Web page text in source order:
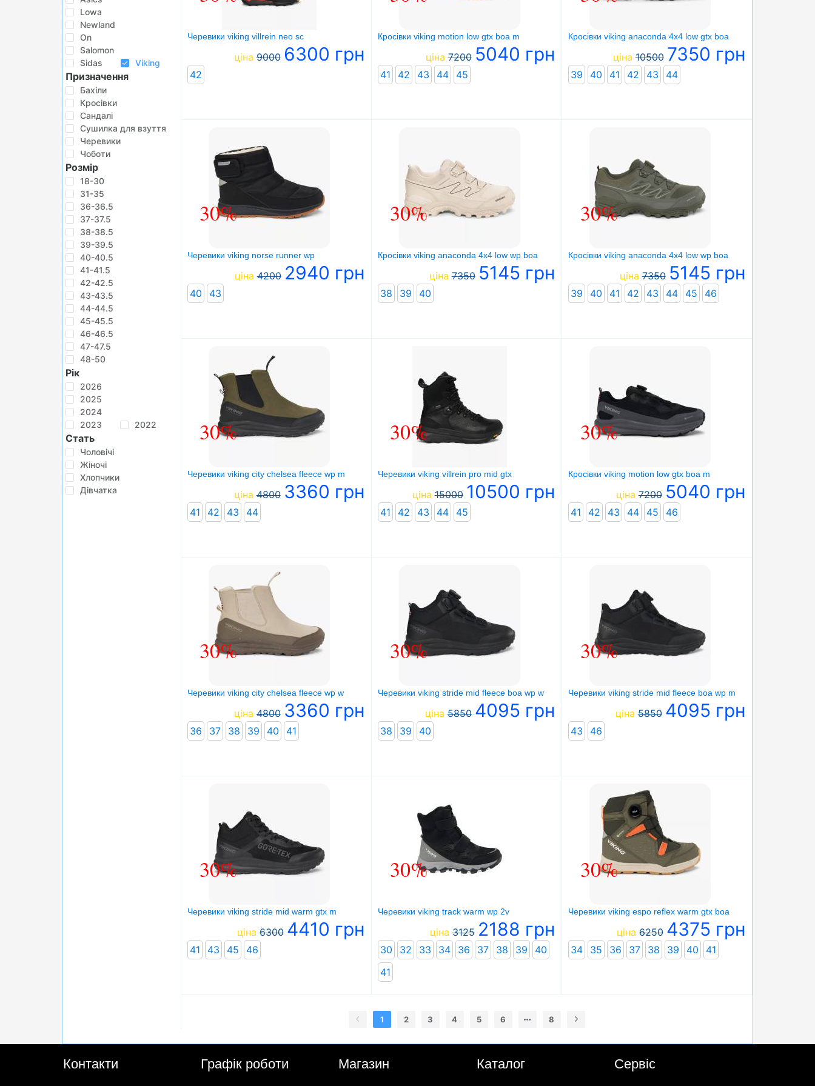
БІГ, ФІТНЕС, М'ЯЧІ
ВЕЛОСИПЕДИ
САМОКАТИ
ТЕНІС, БАДМІНТОН
ВОДНІ ВИДИ СПОРТУ
ТУРИЗМ
Lowa
Newland
On
Salomon
Sidas
Viking
Призначення
Бахіли
Кросівки
Сандалі
Сушилка для взуття
Черевики
Чоботи
Розмір
18-30
31-35
36-36.5
37-37.5
38-38.5
39-39.5
40-40.5
41-41.5
42-42.5
43-43.5
44-44.5
45-45.5
46-46.5
47-47.5
48-50
Рік
2026
2025
2024
2023
2022
Стать
Чоловічі
Жіночі
Хлопчики
Дівчатка
Черевики viking villrein neo sc
ціна 9000 6300 грн
42
Кросівки viking motion low gtx boa m
ціна 7200 5040 грн
41 42 43 44 45
Кросівки viking anaconda 4x4 low gtx boa
ціна 10500 7350 грн
39 40 41 42 43 44
30%
Черевики viking norse runner wp
ціна 4200 2940 грн
40 43
30%
Кросівки viking anaconda 4x4 low wp boa
ціна 7350 5145 грн
38 39 40
30%
Кросівки viking anaconda 4x4 low wp boa
ціна 7350 5145 грн
39 40 41 42 43 44 45 46
30%
Черевики viking city chelsea fleece wp m
ціна 4800 3360 грн
41 42 43 44
30%
Черевики viking villrein pro mid gtx
ціна 15000 10500 грн
41 42 43 44 45
30%
Кросівки viking motion low gtx boa m
ціна 7200 5040 грн
41 42 43 44 45 46
30%
Черевики viking city chelsea fleece wp w
ціна 4800 3360 грн
36 37 38 39 40 41
30%
Черевики viking stride mid fleece boa wp w
ціна 5850 4095 грн
38 39 40
30%
Черевики viking stride mid fleece boa wp m
ціна 5850 4095 грн
43 46
30%
Черевики viking stride mid warm gtx m
ціна 6300 4410 грн
41 43 45 46
30%
Черевики viking track warm wp 2v
ціна 3125 2188 грн
30 32 33 34 36 37 38 39
40
41
30%
Черевики viking espo reflex warm gtx boa
ціна 6250 4375 грн
34 35 36 37 38 39 40 41
1 2 3 4 5 6 8
Контакти Графік роботи Магазин Каталог Сервіс